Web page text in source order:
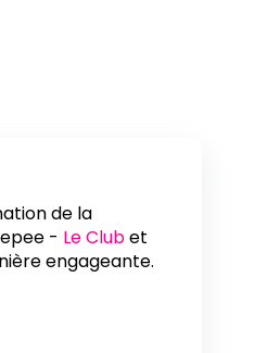
de la
- Le Clubet
engageante.